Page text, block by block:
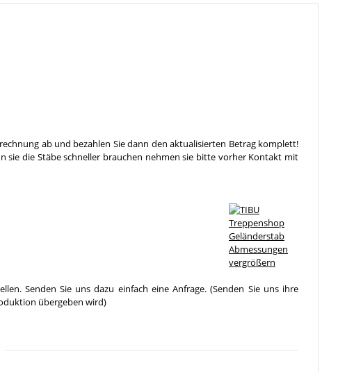
ab und bezahlen Sie dann den aktualisierten Betrag komplett!
sie die Stäbe schneller brauchen nehmen sie bitte vorher Kontakt mit
vergrößern
Senden Sie uns dazu einfach eine Anfrage. (Senden Sie uns ihre
übergeben wird)